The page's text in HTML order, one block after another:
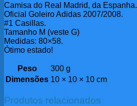
Camisa do Real Madrid, da Espanha.
Oficial Goleiro Adidas 2007/2008.
#1 Casillas.
Tamanho M (veste G)
Medidas: 80×58.
Ótimo estado!
Peso
300 g
Dimensões 10 × 10 × 10 cm
Produtos relacionados